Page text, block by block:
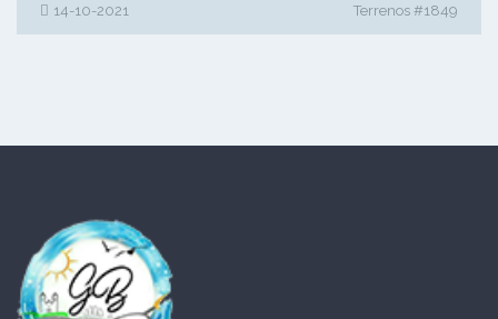
14-10-2021 Terrenos #1849